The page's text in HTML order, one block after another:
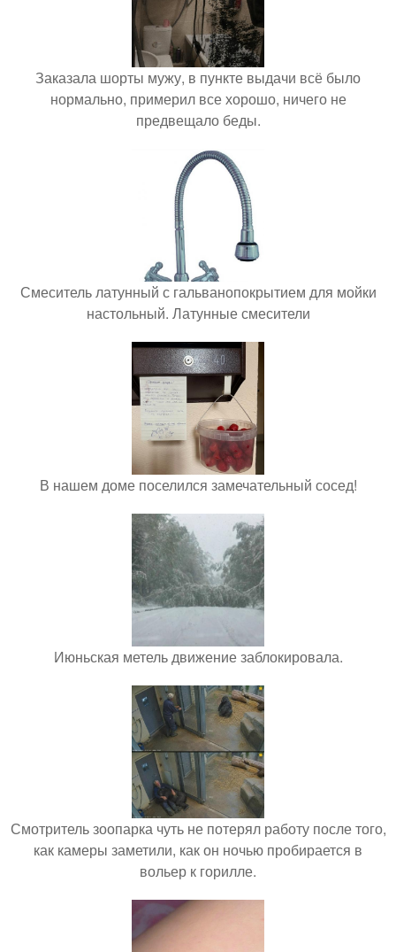
Заказала шорты мужу, в пункте выдачи всё было
нормально, примерил все хорошо, ничего не
предвещало беды.
Смеситель латунный с гальванопокрытием для мойки
настольный. Латунные смесители
В нашем доме поселился замечательный сосед!
Июньская метель движение заблокировала.
Смотритель зоопарка чуть не потерял работу после того,
как камеры заметили, как он ночью пробирается в
вольер к горилле.